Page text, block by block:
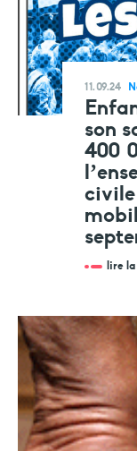
11.09.24
son
400
lire